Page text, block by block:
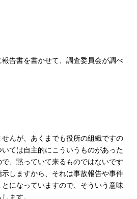
告書を書かせて、調査委員会が調べ
んが、あくまでも役所の組織ですの
ては自主的にこういうものがあった
、黙っていて来るものではないです
しますから、それは事故報告や事件
になっていますので、そういう意味
ます。